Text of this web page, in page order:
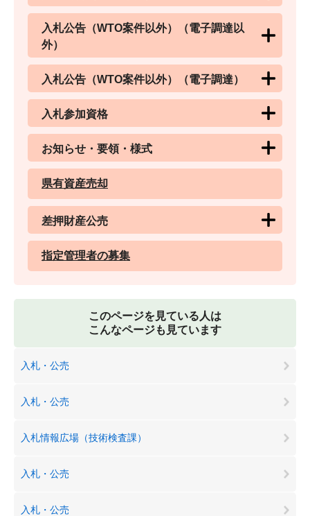
入札公告（WTO案件以外）（電子調達以
外）
入札公告（WTO案件以外）（電子調達）
入札参加資格
お知らせ・要領・様式
県有資産売却
差押財産公売
指定管理者の募集
このページを見ている人は
こんなページも見ています
入札・公売
入札・公売
入札情報広場（技術検査課）
入札・公売
入札・公売